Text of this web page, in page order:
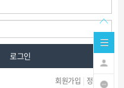
로그인
회원가입 | 정보찾기